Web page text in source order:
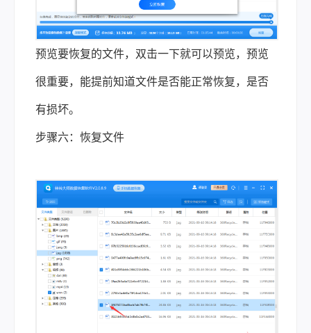
预览要恢复的文件，双击一下就可以预览，预览
很重要，能提前知道文件是否能正常恢复，是否
有损坏。
步骤六：恢复文件